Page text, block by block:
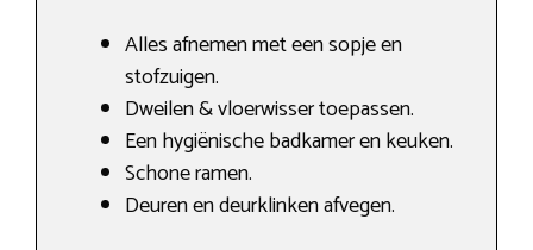
Alles afnemen met een sopje en
stofzuigen.
Dweilen & vloerwisser toepassen.
Een hygiënische badkamer en keuken.
Schone ramen.
Deuren en deurklinken afvegen.